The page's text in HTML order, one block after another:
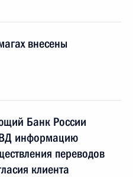
внесены
Банк России
информацию
переводов
клиента